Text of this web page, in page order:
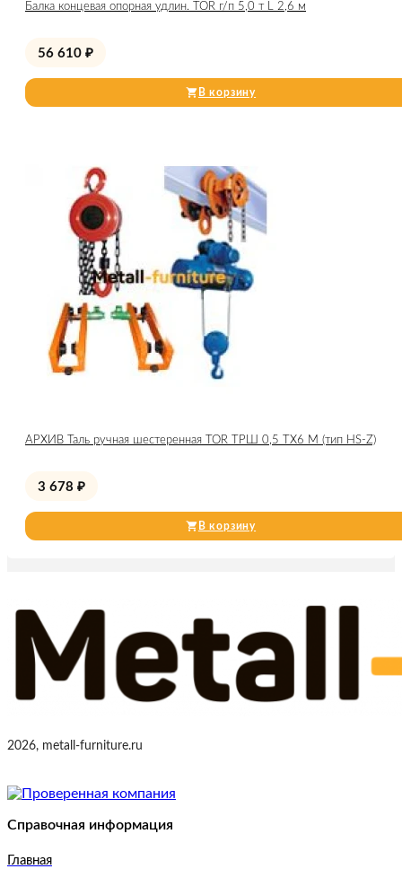
Балка концевая опорная удлин. TOR г/п 5,0 т L 2,6 м
56 610 ₽
В корзину
АРХИВ Таль ручная шестеренная TOR ТРШ 0,5 ТХ6 М (тип HS-Z)
3 678 ₽
В корзину
2026, metall-furniture.ru
Справочная информация
Главная